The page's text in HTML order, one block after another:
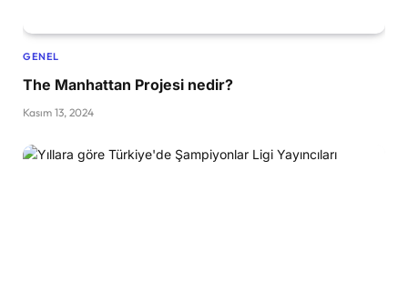
GENEL
The Manhattan Projesi nedir?
Kasım 13, 2024